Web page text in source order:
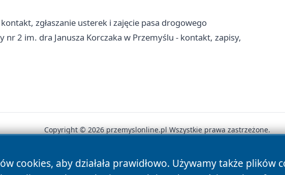
zgłaszanie usterek i zajęcie pasa drogowego
nr 2 im. dra Janusza Korczaka w Przemyślu - kontakt, zapisy,
cookies, aby działała prawidłowo. Używamy także
Copyright © 2026 przemyslonline.pl Wszystkie prawa zastrzeżone.
News Autorzy Polityka Prywatności Polityka Cookies